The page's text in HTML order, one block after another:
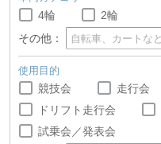
4輪
2輪
その他：
使用目的
競技会 走行会
ドリフト走行会
試乗会／発表会